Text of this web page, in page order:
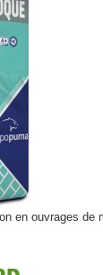
en ouvrages de